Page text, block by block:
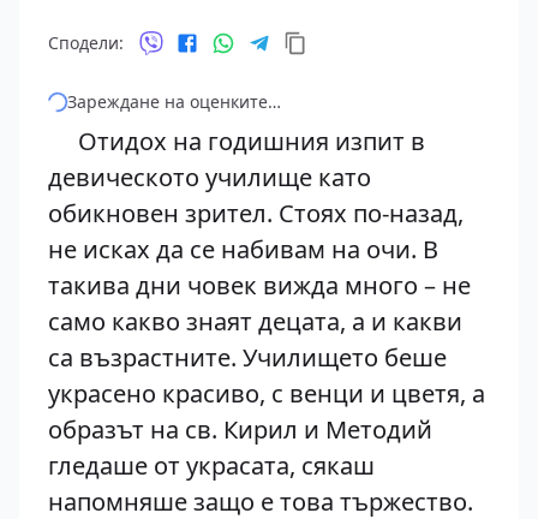
Сподели:
Зареждане на оценките…
Отидох на годишния изпит в
девическото училище като
обикновен зрител. Стоях по-назад,
не исках да се набивам на очи. В
такива дни човек вижда много – не
само какво знаят децата, а и какви
са възрастните. Училището беше
украсено красиво, с венци и цветя, а
образът на св. Кирил и Методий
гледаше от украсата, сякаш
напомняше защо е това тържество.